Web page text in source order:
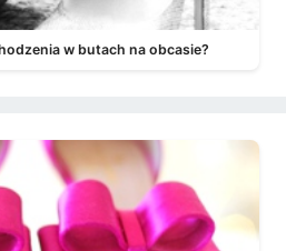
w butach na obcasie?